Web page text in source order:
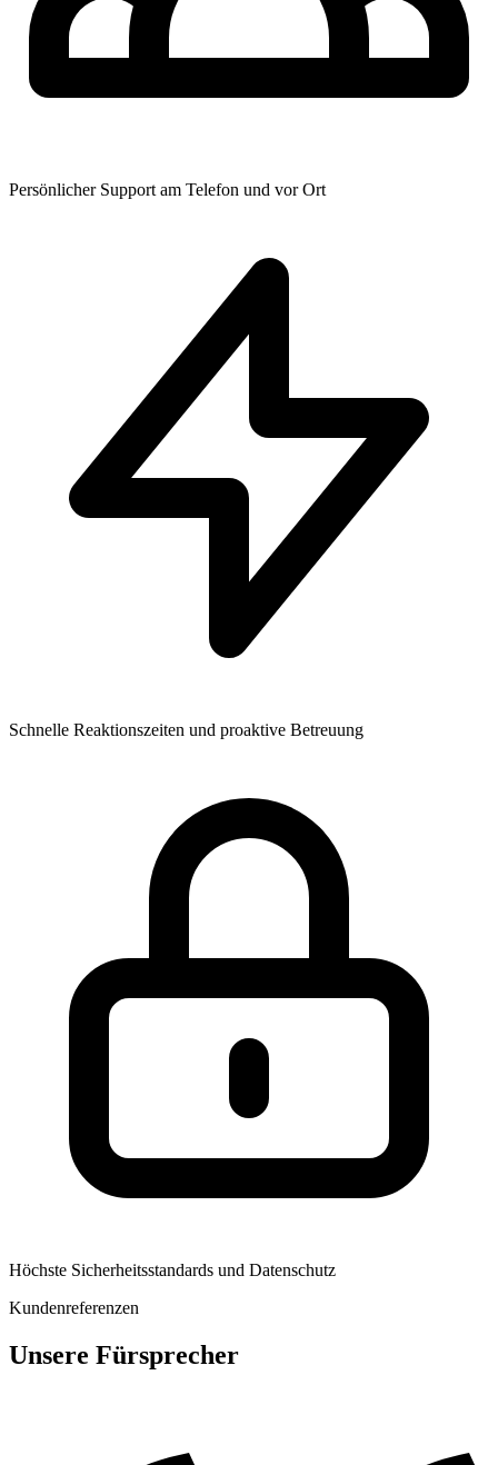
Persönlicher Support am Telefon und vor Ort
Schnelle Reaktionszeiten und proaktive Betreuung
Höchste Sicherheitsstandards und Datenschutz
Kundenreferenzen
Unsere Fürsprecher